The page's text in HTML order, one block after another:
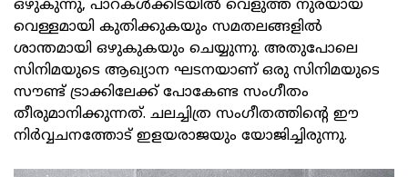
ഒഴുകുന്നു, പാറകൾക്കിടയിൽ വെളുത്ത നുരയായ
വെള്ളമായി കുതിക്കുകയും സമതലങ്ങളിൽ
ശാന്തമായി ഒഴുകുകയും ചെയ്യുന്നു. അതുപോലെ
സിനിമയുടെ ആഖ്യാന ഘടനയാണ് ഒരു സിനിമയുടെ
സൗണ്ട് ട്രാക്കിലേക്ക് പോകേണ്ട സംഗീതം
തീരുമാനിക്കുന്നത്. ചലച്ചിത്ര സംഗീതത്തിന്റെ ഈ
നിർവ്വചനത്തോട് ഇളയരാജയും യോജിച്ചിരുന്നു.